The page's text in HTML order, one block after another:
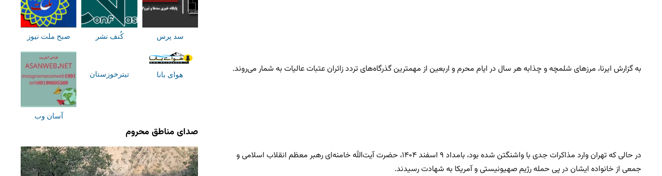
به گزارش ایرنا، مرزهای شلمچه و چذابه هر سال در ایام محرم و اربعین از مهمترین گذرگاه‌های تردد زائران عتبات عالیات به شمار می‌روند.
در حالی که تهران وارد مذاکرات جدی با واشنگتن شده بود، بامداد ۹ اسفند ۱۴۰۴، ‌حضرت آیت‌الله خامنه‌ای رهبر معظم انقلاب اسلامی و
جمعی از خانواده ایشان در پی حمله رژیم صهیونیستی و آمریکا به شهادت رسیدند.
سد پرس کُنف نشر صبح ملت نیوز
هوای بانا تیترخوزستان
آسان وب
صدای مناطق محروم
نمایشگر
ویدیو